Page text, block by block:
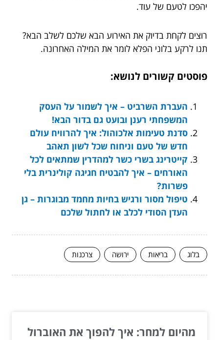
יהפכו לטעם של עוד.
רוצים לקחת בדיוק את האירוע הבא שלכם לשלב הבא?
תנו לרקע בלוני הפלא לומר את המילה האחרונה.
פוסטים קשורים לנושא:
העברת השרביט – איך לשמור על העסק
המשפחתי רענן ובועט גם בדור הבא!
סדנת טעימות אלכוהול: איך להרוויח עולם
חדש של טעם וניחוח שכל לשון תאהב
קייטרינג בשרי כשר למהדרין שמתאים לכל
האורחים – איך להבטיח חגיגה קולינרית בלי
פשרות?
טיפול מסור ורגיש בחיות מחמד מבוגרות – גן
העדן הסודי לכלב או לחתול שלכם
בלוג בריאות ירושה צרכנות
מהיום למחר: איך להפוך את האוברול